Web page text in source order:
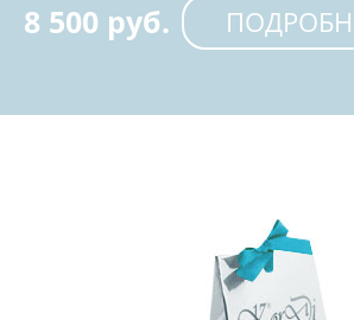
8 500 руб.